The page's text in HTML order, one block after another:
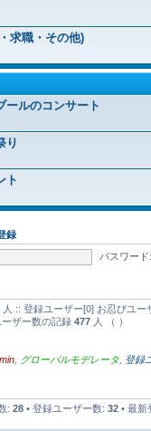
求職・その他)
ールのコンサート
り
ト
録
パスワード:
人 :: 登録ユーザー[0] お忍びユ
ザー数の記録 477 人 （ ）
グローバルモデレータ 登録
: 28 • 登録ユーザー数: 32 • 最新